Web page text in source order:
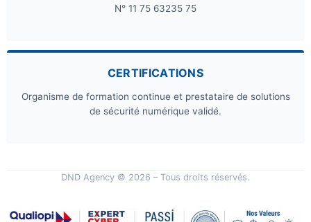
N° 11 75 63235 75
CERTIFICATIONS
Organisme de formation continue et prestataire de solutions
de sécurité numérique validé.
DND Agency © 2026 – Tous droits réservés.